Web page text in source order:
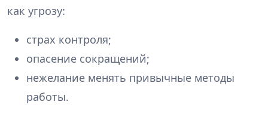
как угрозу:
страх контроля;
опасение сокращений;
нежелание менять привычные методы
работы.